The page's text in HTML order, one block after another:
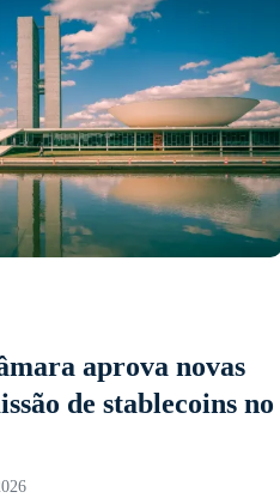
aprova novas
de stablecoins no